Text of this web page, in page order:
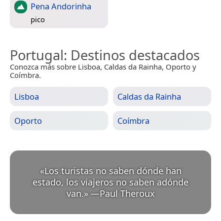
Pena Andorinha
pico
Portugal: Destinos destacados
Conozca más sobre Lisboa, Caldas da Rainha, Oporto y
Coímbra.
Lisboa Caldas da Rainha
Oporto Coímbra
«Los turistas no saben dónde han
estado, los viajeros no saben adónde
van.» —Paul Theroux